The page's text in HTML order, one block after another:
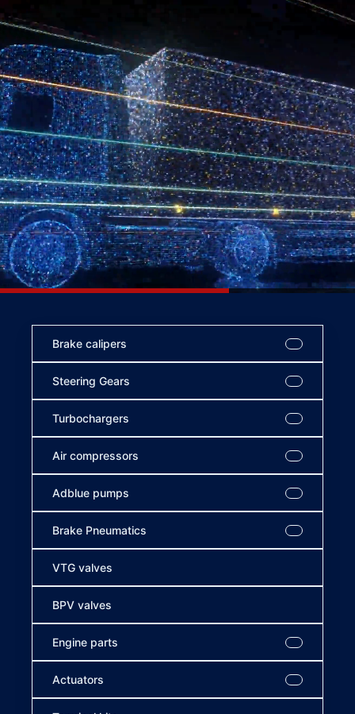
Brake calipers
Steering Gears
Turbochargers
Air compressors
Adblue pumps
Brake Pneumatics
VTG valves
BPV valves
Engine parts
Actuators